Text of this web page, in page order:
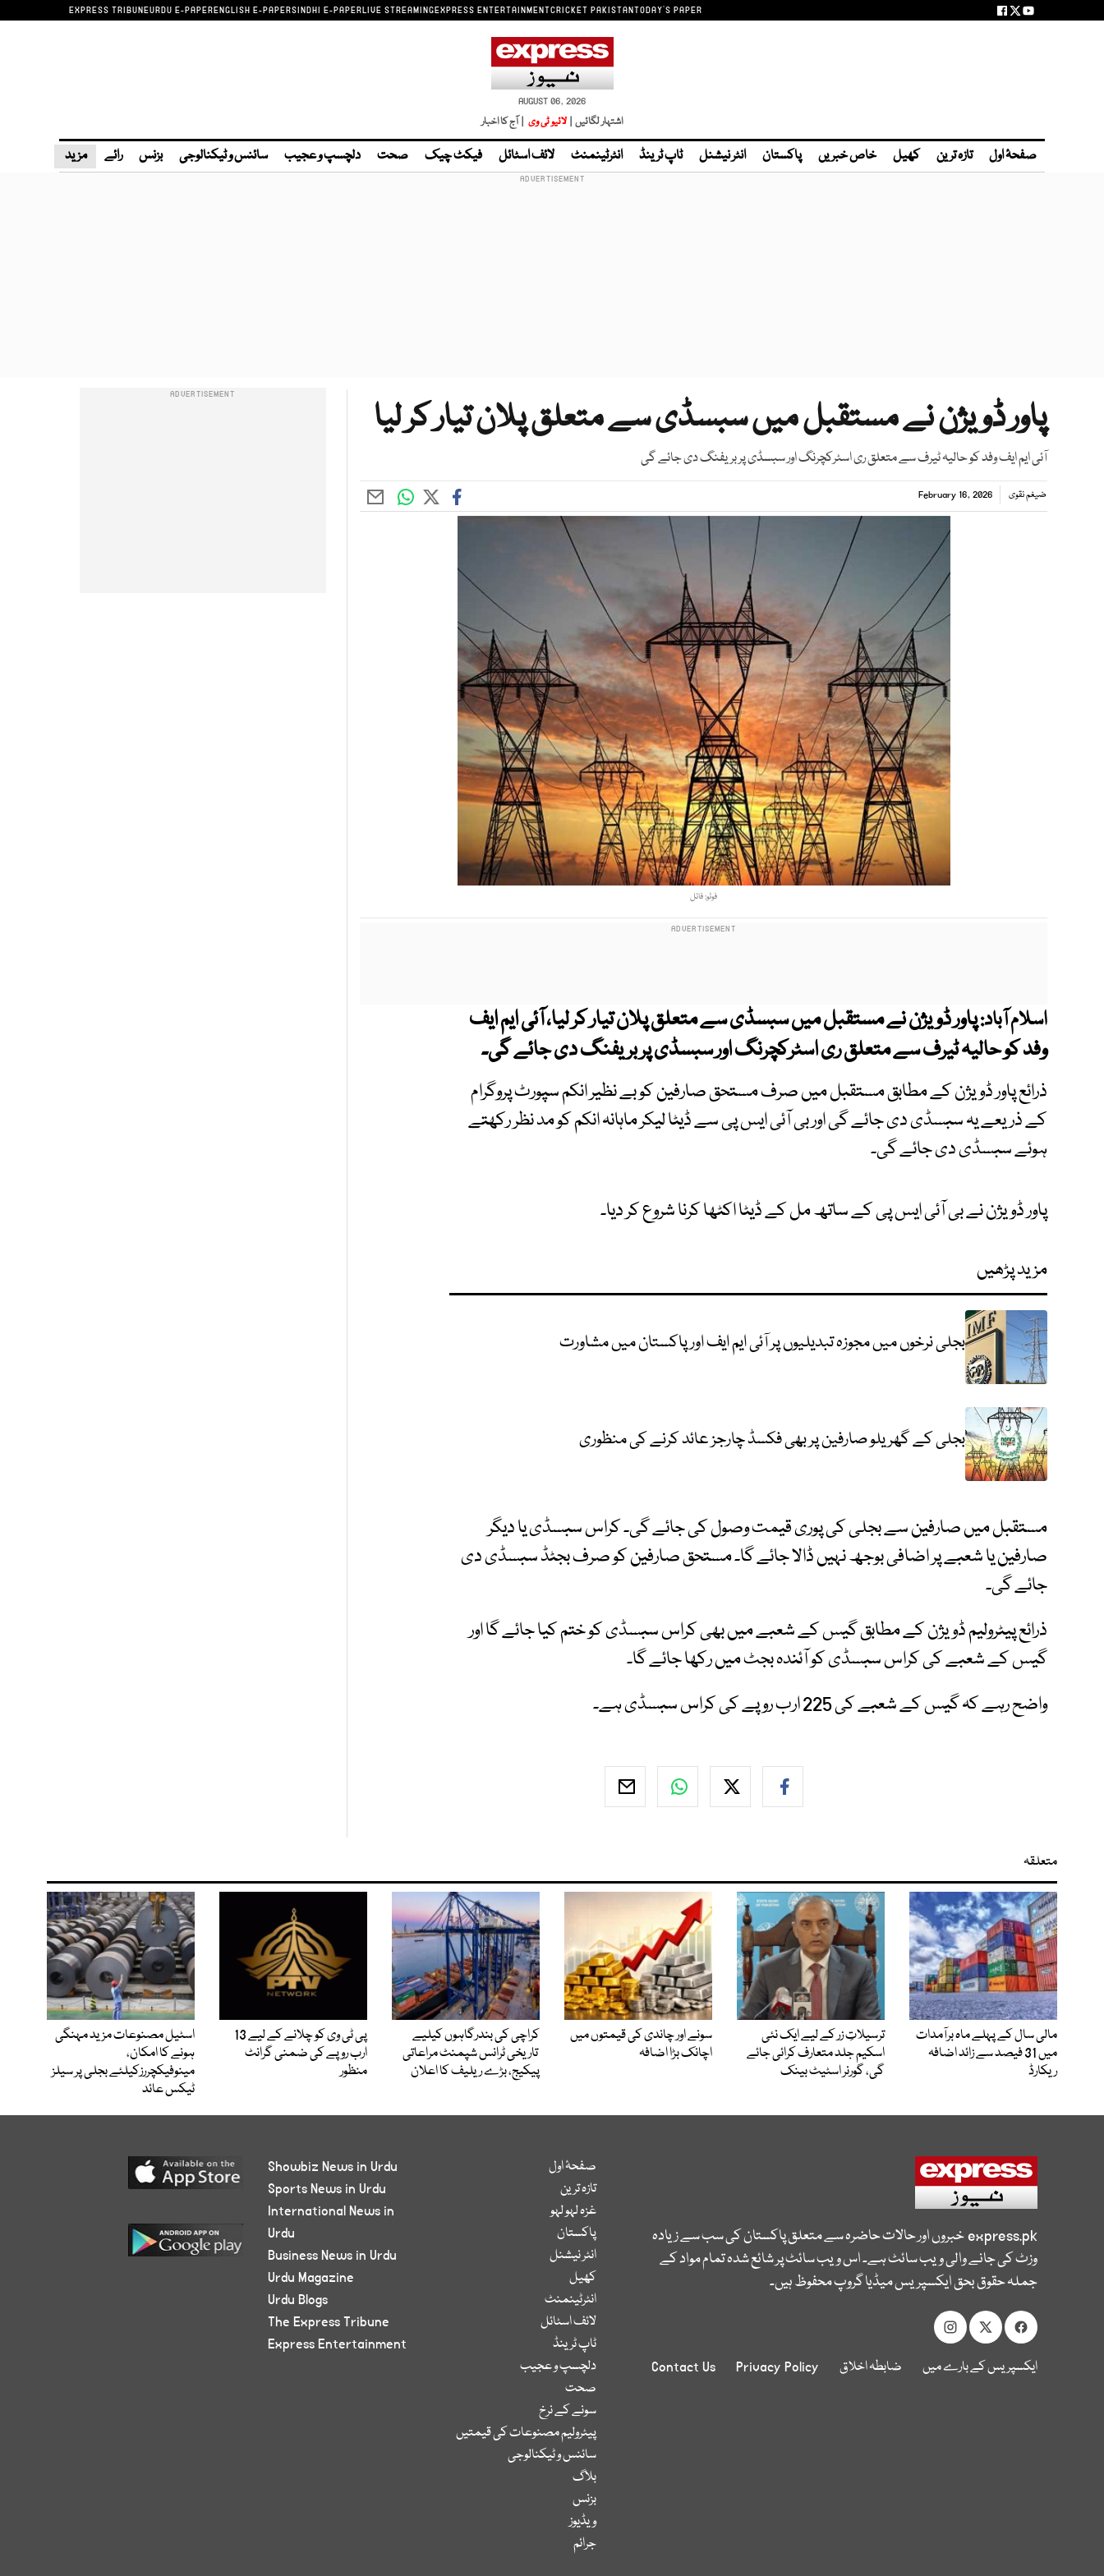
EXPRESS TRIBUNEURDU E-PAPERENGLISH E-PAPERSINDHI E-PAPERLIVE STREAMINGEXPRESS ENTERTAINMENTCRICKET PAKISTANTODAY'S PAPER
AUGUST 06, 2026
اشتہار لگائیں | لائیو ٹی وی | آج کا اخبار
صفحۂ اول تازہ ترین کھیل خاص خبریں پاکستان انٹر نیشنل ٹاپ ٹرینڈ انٹرٹینمنٹ لائف اسٹائل فیکٹ چیک صحت دلچسپ و عجیب سائنس و ٹیکنالوجی بزنس رائے مزید
پاور ڈویژن نے مستقبل میں سبسڈی سے متعلق پلان تیار کر لیا
آئی ایم ایف وفد کو حالیہ ٹیرف سے متعلق ری اسٹرکچرنگ اور سبسڈی پر بریفنگ دی جائے گی
ضیغم نقوی February 16, 2026
فوٹو: فائل
اسلام آباد:پاور ڈویژن نے مستقبل میں سبسڈی سے متعلق پلان تیار کر لیا، آئی ایم ایف
وفد کو حالیہ ٹیرف سے متعلق ری اسٹرکچرنگ اور سبسڈی پر بریفنگ دی جائے گی۔
ذرائع پاور ڈویژن کے مطابق مستقبل میں صرف مستحق صارفین کو بے نظیر انکم سپورٹ پروگرام
کے ذریعے یہ سبسڈی دی جائے گی اور بی آئی ایس پی سے ڈیٹا لیکر ماہانہ انکم کو مد نظر رکھتے
ہوئے سبسڈی دی جائے گی۔
پاور ڈویژن نے بی آئی ایس پی کے ساتھ مل کے ڈیٹا اکٹھا کرنا شروع کر دیا۔
مزید پڑھیں
بجلی نرخوں میں مجوزہ تبدیلیوں پر آئی ایم ایف اور پاکستان میں مشاورت
بجلی کے گھریلو صارفین پر بھی فکسڈ چارجز عائد کرنے کی منظوری
مستقبل میں صارفین سے بجلی کی پوری قیمت وصول کی جائے گی۔ کراس سبسڈی یا دیگر
صارفین یا شعبے پر اضافی بوجھ نہیں ڈالا جائے گا۔ مستحق صارفین کو صرف بجٹڈ سبسڈی دی
جائے گی۔
ذرائع پیٹرولیم ڈویژن کے مطابق گیس کے شعبے میں بھی کراس سبسڈی کو ختم کیا جائے گا اور
گیس کے شعبے کی کراس سبسڈی کو آئندہ بجٹ میں رکھا جائے گا۔
واضح رہے کہ گیس کے شعبے کی 225 ارب روپے کی کراس سبسڈی ہے۔
متعلقہ
مالی سال کے پہلے ماہ برآمدات
میں 31 فیصد سے زائد اضافہ
ریکارڈ
ترسیلاتِ زر کے لیے ایک نئی
اسکیم جلد متعارف کرائی جائے
گی، گورنر اسٹیٹ بینک
سونے اور چاندی کی قیمتوں میں
اچانک بڑا اضافہ
کراچی کی بندرگاہوں کیلیے
تاریخی ٹرانس شپمنٹ مراعاتی
پیکیج، بڑے ریلیف کا اعلان
پی ٹی وی کو چلانے کے لیے 13
ارب روپے کی ضمنی گرانٹ
منظور
اسٹیل مصنوعات مزید مہنگی
ہونے کا امکان،
مینوفیکچررزکیلئے بجلی پر سیلز
ٹیکس عائد
express.pkخبروں اور حالات حاضرہ سے متعلق پاکستان کی سب سے زیادہ
وزٹ کی جانے والی ویب سائٹ ہے۔ اس ویب سائٹ پر شائع شدہ تمام مواد کے
جملہ حقوق بحق ایکسپریس میڈیا گروپ محفوظ ہیں۔
ایکسپریس کے بارے میں ضابطہ اخلاق Privacy Policy
Contact Us
صفحۂ اول
تازہ ترین
غزہ لہو لہو
پاکستان
انٹر نیشنل
کھیل
انٹرٹینمنٹ
لائف اسٹائل
ٹاپ ٹرینڈ
دلچسپ و عجیب
صحت
سونے کے نرخ
پیٹرولیم مصنوعات کی قیمتیں
سائنس و ٹیکنالوجی
بلاگ
بزنس
ویڈیوز
جرائم
Showbiz News in Urdu
Sports News in Urdu
International News in
Urdu
Business News in Urdu
Urdu Magazine
Urdu Blogs
The Express Tribune
Express Entertainment